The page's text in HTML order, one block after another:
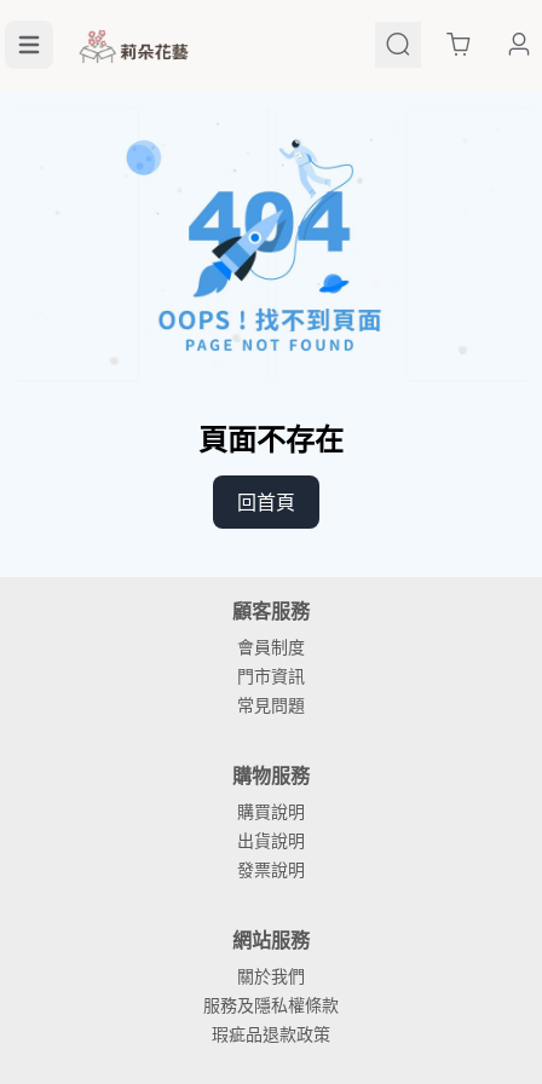
Cart
頁面不存在
回首頁
顧客服務
會員制度
門市資訊
常見問題
購物服務
購買說明
出貨說明
發票說明
網站服務
關於我們
服務及隱私權條款
瑕疵品退款政策